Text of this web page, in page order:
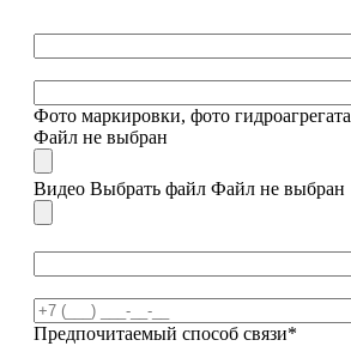
Фото маркировки, фото гидроагрегата
Файл не выбран
Видео Выбрать файл Файл не выбран
Предпочитаемый способ связи*